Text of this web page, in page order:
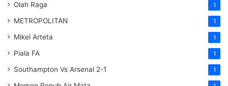
Olah Raga 1
METROPOLITAN 1
Mikel Arteta 1
Piala FA 1
Southampton Vs Arsenal 2-1 1